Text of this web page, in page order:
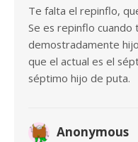
Te falta el repinflo,
Se es repinflo cuando
demostradamente
que el actual es el
séptimo hijo de puta.
Anonymous